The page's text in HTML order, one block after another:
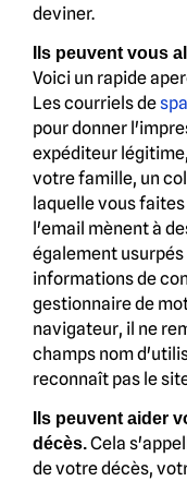
deviner.
Ils peuvent vous
Voici un rapide
Les courriels de
pour donner
expéditeur
votre famille, un
laquelle vous
l'email mènent à
également
informations de
gestionnaire de
navigateur, il ne
champs nom
reconnaît pas le
Ils peuvent aider
décès.Cela
de votre décès,